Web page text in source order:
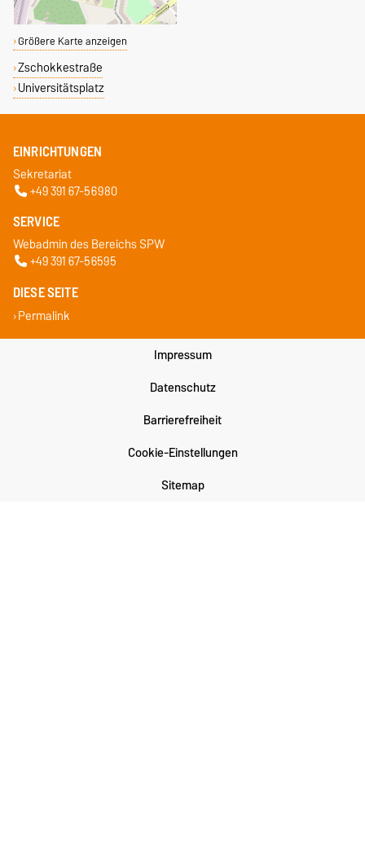
Größere Karte anzeigen
Zschokkestraße
Universitätsplatz
EINRICHTUNGEN
Sekretariat
+49 391 67-56980
SERVICE
Webadmin des Bereichs SPW
+49 391 67-56595
DIESE SEITE
Permalink
Impressum
Datenschutz
Barrierefreiheit
Cookie-Einstellungen
Sitemap